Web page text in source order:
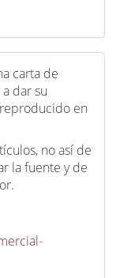
carta de
dar su
en
no así de
la fuente y de